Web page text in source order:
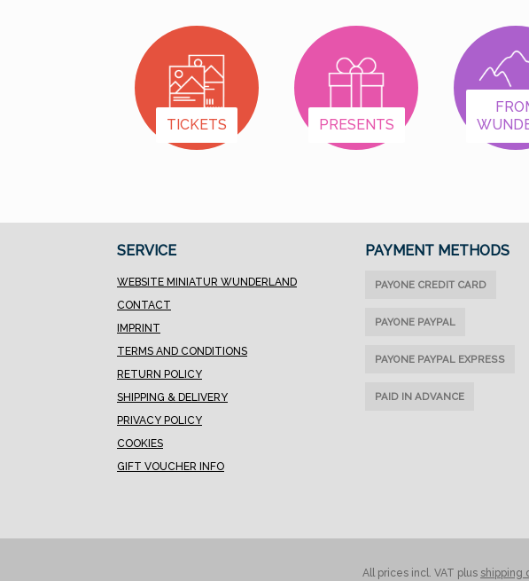
TICKETS PRESENTS
SERVICE
WEBSITE MINIATUR WUNDERLAND
CONTACT
IMPRINT
TERMS AND CONDITIONS
RETURN POLICY
SHIPPING & DELIVERY
PRIVACY POLICY
COOKIES
GIFT VOUCHER INFO
PAYMENT METHODS
PAID IN ADVANCE
PAYONE PAYPAL
PAYONE CREDIT CARD
PAYONE PAYPAL EXPRESS
All prices incl. VAT plus shipping